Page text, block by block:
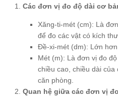
Các đơn vị đo độ dài cơ
Xăng-ti-mét (cm): Là
để đo các vật có kích
Đề-xi-mét (dm): Lớn hơn
Mét (m): Là đơn vị đo
chiều cao, chiều dài
căn phòng.
Quan hệ giữa các đơn vị